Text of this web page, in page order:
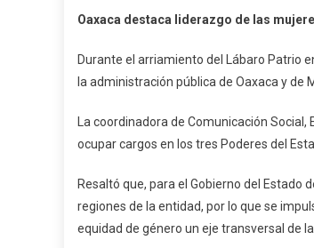
Oaxaca destaca liderazgo de las
Durante el arriamiento del Lábaro Patrio
la administración pública de Oaxaca y de
La coordinadora de Comunicación
ocupar cargos en los tres Poderes del
Resaltó que, para el Gobierno del Estado
regiones de la entidad, por lo que se
equidad de género un eje transversal de